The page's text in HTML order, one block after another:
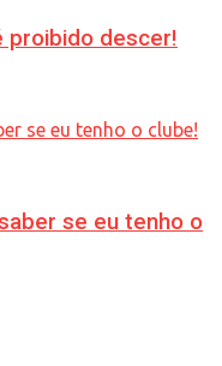
proibido descer!
se eu tenho o